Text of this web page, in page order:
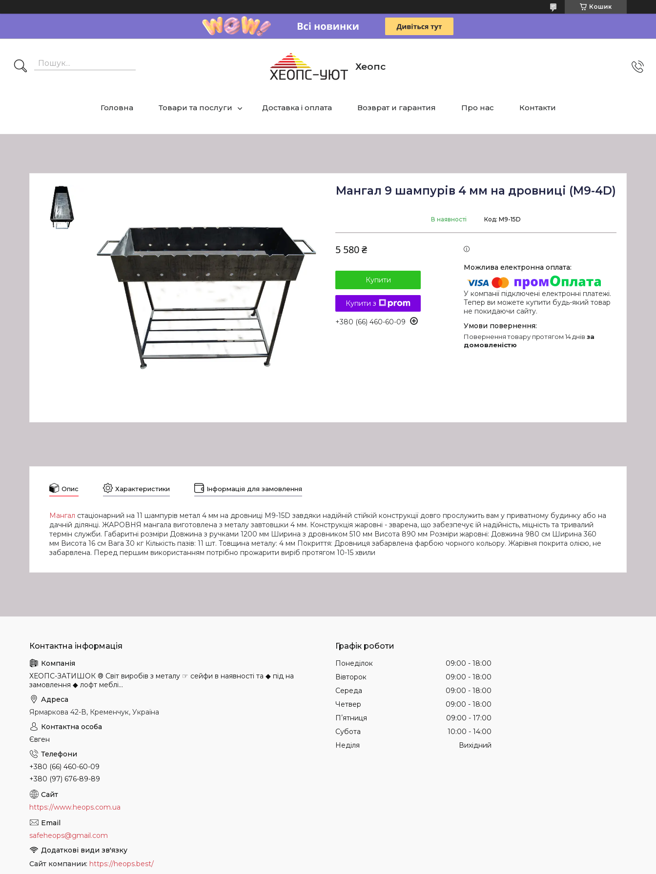
Кошик
Хеопс
Головна Товари та послуги Доставка і оплата Возврат и гарантия Про нас Контакти
Мангал 9 шампурів 4 мм на дровниці (М9-4D)
В наявності Код: М9-15D
5 580 ₴
Купити
Купити з
+380 (66) 460-60-09
У компанії підключені електронні платежі.
Тепер ви можете купити будь-який товар
не покидаючи сайту.
повернення товару протягом 14 днів за
домовленістю
Опис Характеристики Інформація для замовлення
Мангал стаціонарний на 11 шампурів метал 4 мм на дровниці M9-15D завдяки надійній стійкій конструкції довго прослужить вам у приватному будинку або на
дачній ділянці. ЖАРОВНЯ мангала виготовлена з металу завтовшки 4 мм. Конструкція жаровні - зварена, що забезпечує їй надійність, міцність та тривалий
термін служби. Габаритні розміри Довжина з ручками 1200 мм Ширина з дровником 510 мм Висота 890 мм Розміри жаровні: Довжина 980 см Ширина 360
мм Висота 16 см Вага 30 кг Кількість пазів: 11 шт. Товщина металу: 4 мм Покриття: Дровниця забарвлена фарбою чорного кольору. Жарівня покрита олією, не
забарвлена. Перед першим використанням потрібно прожарити виріб протягом 10-15 хвили
ХЕОПС-ЗАТИШОК ® Світ виробів з металу ☞ сейфи в наявності та ◆ під на
замовлення ◆ лофт меблі...
Ярмаркова 42-В, Кременчук, Україна
Євген
+380 (66) 460-60-09
+380 (97) 676-89-89
https://www.heops.com.ua
safeheops@gmail.com
Сайт компании https://heops.best/
Графік роботи
Понеділок 09:00
18:00
Вівторок
09:00
18:00
Середа
09:00
18:00
Четвер
09:00
18:00
Пʼятниця
09:00
17:00
Субота
10:00
14:00
Неділя
Вихідний